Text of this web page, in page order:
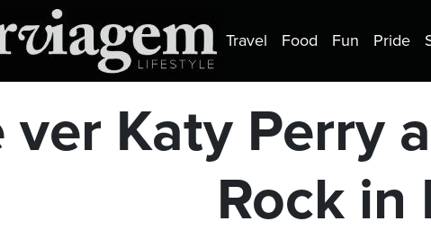
Travel Food Fun Pride
ver Katy Perry
Rock in